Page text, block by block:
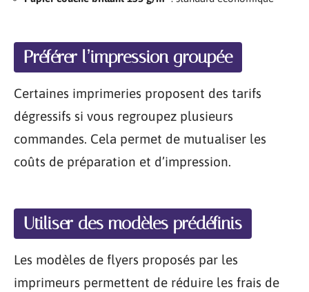
Préférer l’impression groupée
Certaines imprimeries proposent des tarifs
dégressifs si vous regroupez plusieurs
commandes. Cela permet de mutualiser les
coûts de préparation et d’impression.
Utiliser des modèles prédéfinis
Les modèles de flyers proposés par les
imprimeurs permettent de réduire les frais de